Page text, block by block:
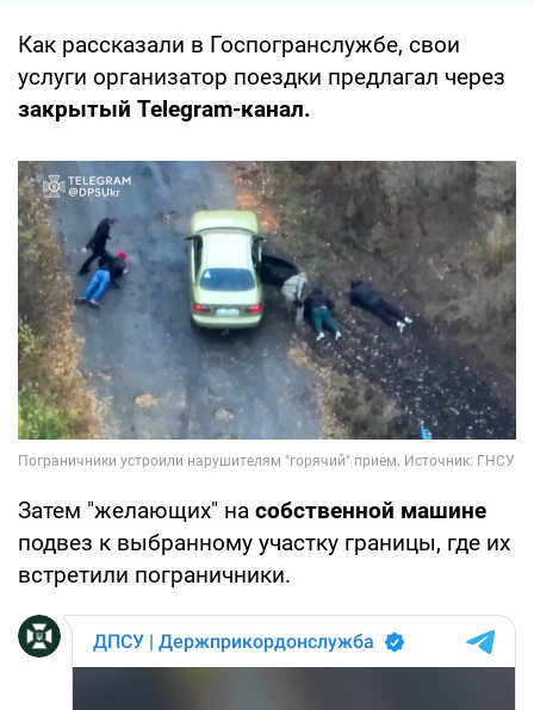
Как рассказали в Госпогранслужбе, свои
услуги организатор поездки предлагал через
закрытый Telegram-канал.
Затем "желающих" на собственной машине
подвез к выбранному участку границы, где их
встретили пограничники.